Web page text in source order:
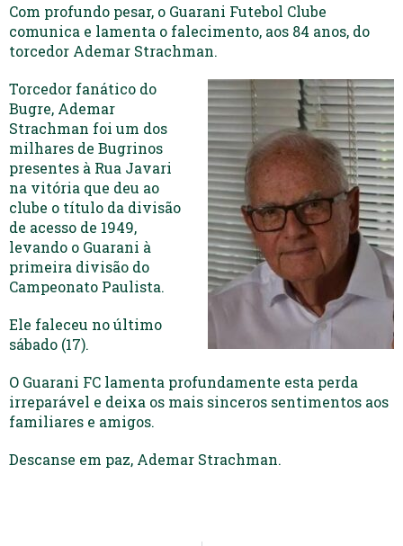
Com profundo pesar, o Guarani Futebol Clube
comunica e lamenta o falecimento, aos 84 anos, do
torcedor Ademar Strachman.
Torcedor fanático do
Bugre, Ademar
Strachman foi um dos
milhares de Bugrinos
presentes à Rua Javari
na vitória que deu ao
clube o título da divisão
de acesso de 1949,
levando o Guarani à
primeira divisão do
Campeonato Paulista.
Ele faleceu no último
sábado (17).
O Guarani FC lamenta profundamente esta perda
irreparável e deixa os mais sinceros sentimentos aos
familiares e amigos.
Descanse em paz, Ademar Strachman.